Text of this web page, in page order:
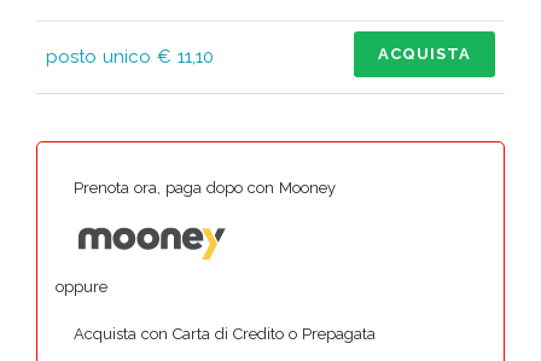
posto unico € 11,10 ACQUISTA
Prenota ora, paga dopo con Mooney
oppure
Acquista con Carta di Credito o Prepagata